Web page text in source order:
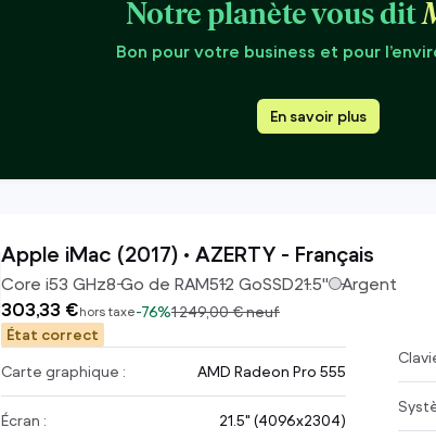
Notre planète vous dit
Bon pour votre business et pour
En savoir plus
Apple iMac (2017) • AZERTY - Français
Core i53 GHz8Go de RAM512 GoSSD21.5" Argent
303,33 €hors taxe-76%1 249,00 €neuf
État correct
Carte graphique : AMD Radeon Pro 555
Écran : 21.5" (4096x2304)